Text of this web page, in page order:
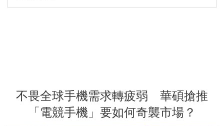
不畏全球手機需求轉疲弱 華碩搶推
「電競手機」要如何奇襲市場？